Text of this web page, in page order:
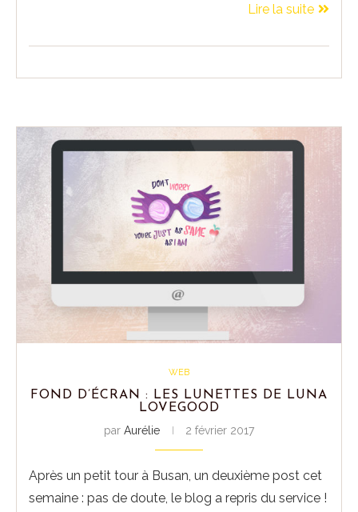
Lire la suite
WEB
FOND D’ÉCRAN : LES LUNETTES DE LUNA
LOVEGOOD
par Aurélie 2 février 2017
Après un petit tour à Busan, un deuxième post cet
semaine : pas de doute, le blog a repris du service !